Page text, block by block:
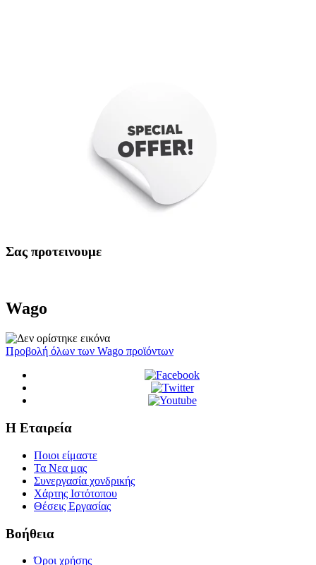
Σας προτεινουμε
Wago
Προβολή όλων των Wago προϊόντων
Η Εταιρεία
Ποιοι είμαστε
Τα Νεα μας
Συνεργασία χονδρικής
Χάρτης Ιστότοπου
Θέσεις Εργασίας
Βοήθεια
Όροι χρήσης